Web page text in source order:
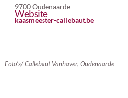
9700 Oudenaarde
Website
kaasmeester-callebaut.be
Foto’s/ Callebaut-Vanhaver, Oudenaarde